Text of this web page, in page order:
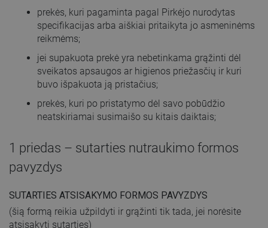
prekės, kuri pagaminta pagal Pirkėjo nurodytas
specifikacijas arba aiškiai pritaikyta jo asmeninėms
reikmėms;
jei supakuota prekė yra nebetinkama grąžinti dėl
sveikatos apsaugos ar higienos priežasčių ir kuri
buvo išpakuota ją pristačius;
prekės, kuri po pristatymo dėl savo pobūdžio
neatskiriamai susimaišo su kitais daiktais;
1 priedas – sutarties nutraukimo formos
pavyzdys
SUTARTIES ATSISAKYMO FORMOS PAVYZDYS
(šią formą reikia užpildyti ir grąžinti tik tada, jei norėsite
atsisakyti sutarties)